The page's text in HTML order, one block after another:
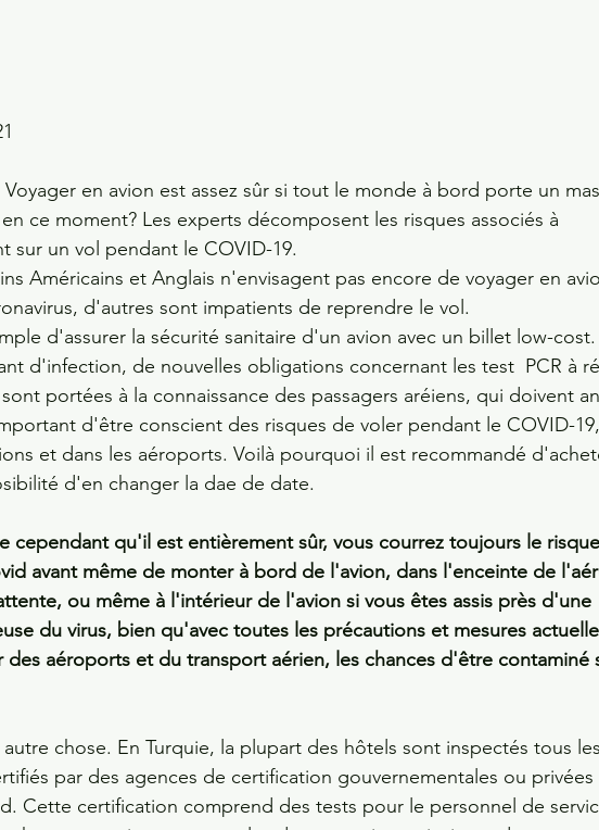
Voyager en avion est assez sûr si tout le monde à bord porte un
ce moment? Les experts décomposent les risques associés à
sur un vol pendant le COVID-19.
Américains et Anglais n'envisagent pas encore de voyager en
d'autres sont impatients de reprendre le vol.
d'assurer la sécurité sanitaire d'un avion avec un billet low-
d'infection, de nouvelles obligations concernant les test  PCR à
portées à la connaissance des passagers aréiens, qui doivent
d'être conscient des risques de voler pendant le COVID-
et dans les aéroports. Voilà pourquoi il est recommandé
d'en changer la dae de date.
cependant qu'il est entièrement sûr, vous courrez toujours le risque
avant même de monter à bord de l'avion, dans l'enceinte de
ou même à l'intérieur de l'avion si vous êtes assis près d'une
du virus, bien qu'avec toutes les précautions et mesures
des aéroports et du transport aérien, les chances d'être contaminé
chose. En Turquie, la plupart des hôtels sont inspectés tous
par des agences de certification gouvernementales ou privées
Cette certification comprend des tests pour le personnel de